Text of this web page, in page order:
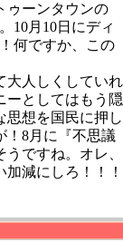
ゥーンタウンの
10月10日にディ
何ですか、この
大人しくしていれ
ーとしてはもう隠
思想を国民に押し
！8月に『不思議
ですね。オレ、
減にしろ！！！